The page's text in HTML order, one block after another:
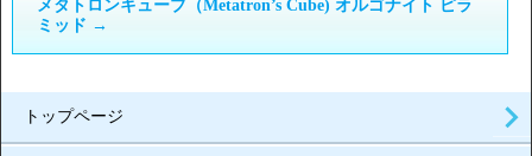
メタトロンキューブ（Metatron’s Cube) オルゴナイト ピラ
ミッド →
トップページ